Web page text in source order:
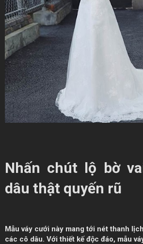
Nhấn chút lộ bờ
dâu thật quyến rũ
Mẫu váy cưới này mang tới nét thanh
các cô dâu. Với thiết kế độc đáo, mẫu